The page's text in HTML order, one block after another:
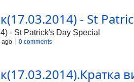
- St
- St Patrick's Day Special
ago 0 comments